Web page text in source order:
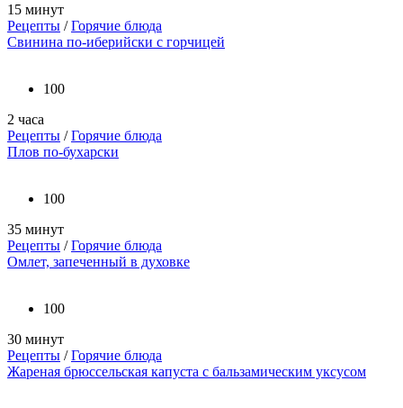
15 минут
Рецепты /Горячие блюда
Свинина по-иберийски с горчицей
100
2 часа
Рецепты /Горячие блюда
Плов по-бухарски
100
35 минут
Рецепты /Горячие блюда
Омлет, запеченный в духовке
100
30 минут
Рецепты /Горячие блюда
Жареная брюссельская капуста с бальзамическим уксусом